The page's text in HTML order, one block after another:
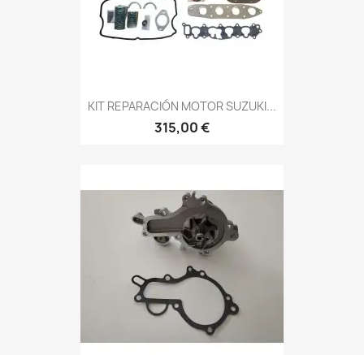
KIT REPARACIÓN MOTOR SUZUKI...
315,00 €